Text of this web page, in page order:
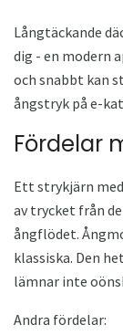
Långtäckande
dig - en modern
och snabbt kan
ångstryk på e-
Fördelar
Ett strykjärn
av trycket från
ångflödet.
klassiska. Den
lämnar inte
Andra fördelar: